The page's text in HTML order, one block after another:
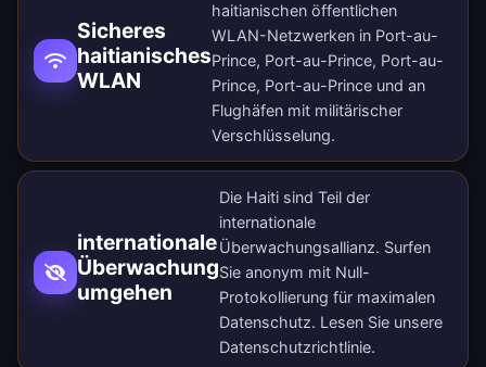
Sicheres
haitianisches
WLAN
haitianischen öffentlichen
WLAN-Netzwerken in Port-au-
Prince, Port-au-Prince, Port-au-
Prince, Port-au-Prince und an
Flughäfen mit militärischer
Verschlüsselung.
internationale
Überwachung
umgehen
Die Haiti sind Teil der
internationale
Überwachungsallianz. Surfen
Sie anonym mit Null-
Protokollierung für maximalen
Datenschutz. Lesen Sie unsere
Datenschutzrichtlinie.